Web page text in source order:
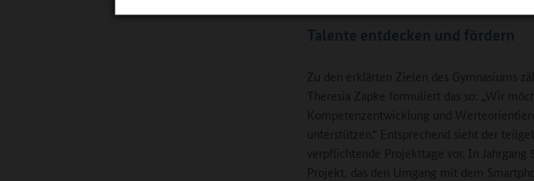
Talente entdecken und fördern
Zu den erklärten Zielen des Gymnasiums
Theresia Zapke formuliert das so: „Wir
Kompetenzentwicklung und
unterstützen.“ Entsprechend sieht der
verpflichtende Projekttage vor. In
Projekt, das den Umgang mit dem